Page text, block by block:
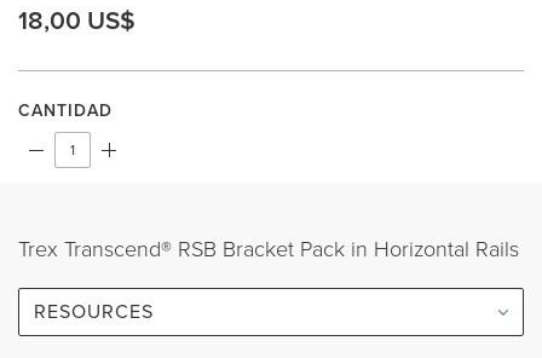
18,00 US$
CANTIDAD
Trex Transcend® RSB Bracket Pack in Horizontal Rails
RESOURCES